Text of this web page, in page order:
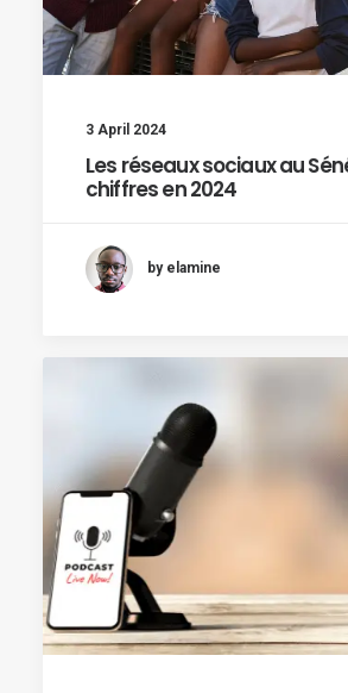
3 April 2024
Les réseaux sociaux au
chiffres en 2024
by elamine